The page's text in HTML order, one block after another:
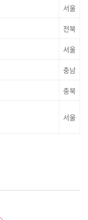
서울
전북
서울
충남
충북
서울